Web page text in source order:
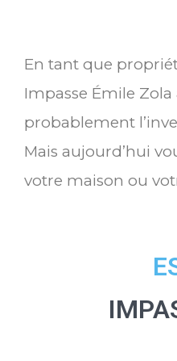
En tant que
Impasse Émile Zola
probablement
Mais aujourd’hui
votre maison ou